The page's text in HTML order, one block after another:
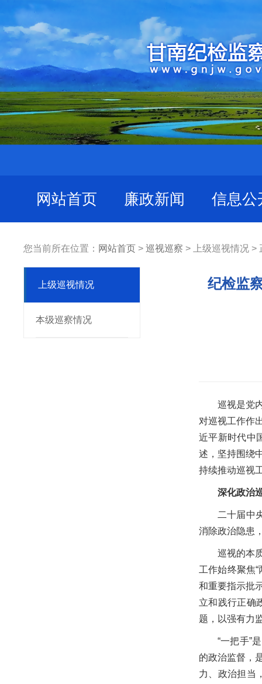
网站首页 廉政新闻 信息公
您当前所在位置： 网站首页 > 巡视巡察 > 上级巡视情况 >
上级巡视情况
本级巡察情况
纪检监
巡视是党
对巡视工作作
近平新时代中
述，坚持围绕
持续推动巡视
深化政治
二十届中
消除政治隐患
巡视的本
工作始终聚焦
和重要指示批
立和践行正确
题，以强有力
“一把手”
的政治监督，
力、政治担当